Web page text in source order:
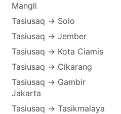
Mangli
Tasiusaq → Solo
Tasiusaq → Jember
Tasiusaq → Kota Ciamis
Tasiusaq → Cikarang
Tasiusaq → Gambir
Jakarta
Tasiusaq → Tasikmalaya